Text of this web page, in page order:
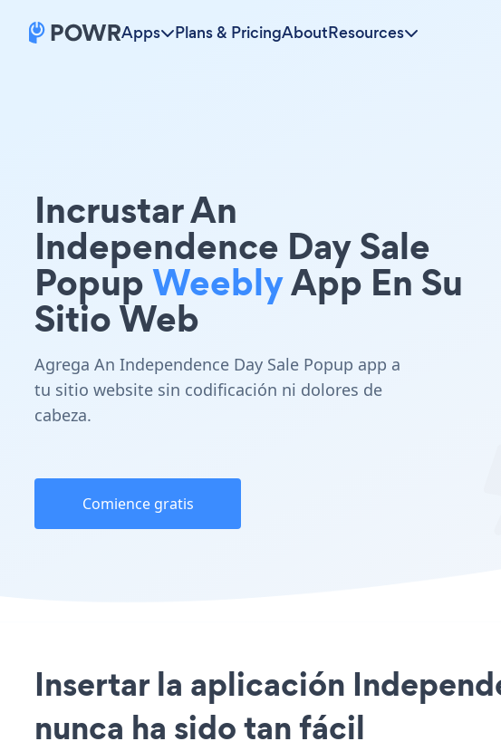
Apps Plans & PricingAboutResources
Incrustar An
Independence Day Sale
PopupWeeblyApp En Su
Sitio Web
Agrega An Independence Day Sale Popup app a
tu sitio website sin codificación ni dolores de
cabeza.
Comience gratis
Insertar la aplicación
nunca ha sido tan fácil